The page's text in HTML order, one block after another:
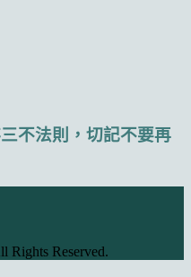
不法則，切記不要再
Rights Reserved.